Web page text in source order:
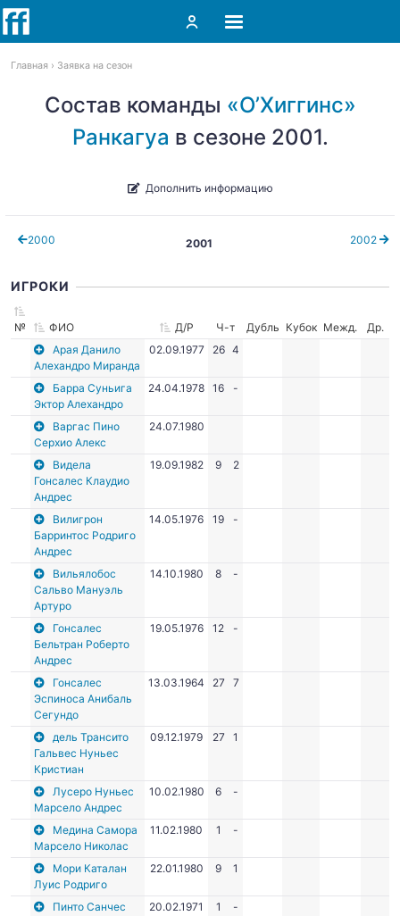
Главная Заявка на сезон
Состав команды «О’Хиггинс»
Ранкагуа в сезоне 2001.
Дополнить информацию
2000 2002
2001
ИГРОКИ
№ ФИО Д/Р Ч-т Дубль Кубок Межд.
Др.
Арая Данило
Алехандро Миранда
02.09.1977 26 4
Барра Суньига
Эктор Алехандро
24.04.1978 16 -
Варгас Пино
Серхио Алекс
24.07.1980
Видела
Гонсалес Клаудио
Андрес
19.09.1982 9 2
Вилигрон
Барринтос Родриго
Андрес
14.05.1976 19 -
Вильялобос
Сальво Мануэль
Артуро
14.10.1980 8 -
Гонсалес
Бельтран Роберто
Андрес
19.05.1976 12 -
Гонсалес
Эспиноса Анибаль
Сегундо
13.03.1964 27 7
дель Трансито
Гальвес Нуньес
Кристиан
09.12.1979 27 1
Лусеро Нуньес
Марсело Андрес
10.02.1980 6 -
Медина Самора
Марсело Николас
11.02.1980 1 -
Мори Каталан
Луис Родриго
22.01.1980 9 1
Пинто Санчес
20.02.1971 1 -